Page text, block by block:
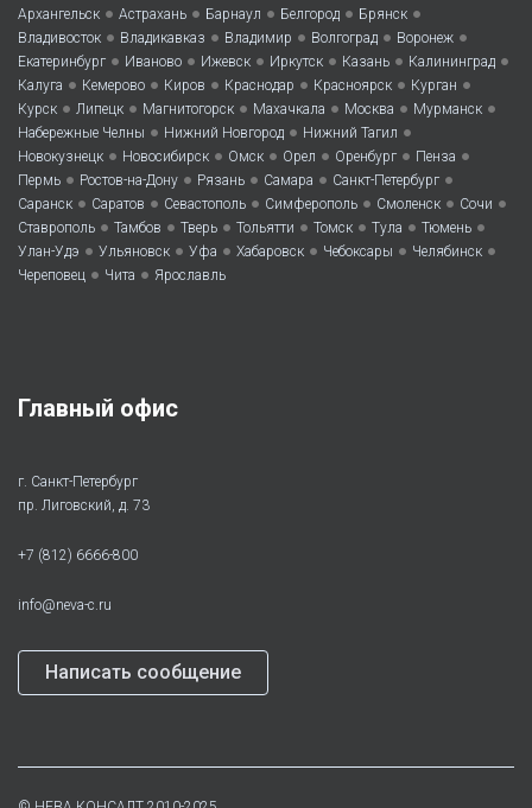
Архангельск • Астрахань • Барнаул • Белгород • Брянск •
Владивосток • Владикавказ • Владимир • Волгоград • Воронеж •
Екатеринбург • Иваново • Ижевск • Иркутск • Казань • Калининград •
Калуга • Кемерово • Киров • Краснодар • Красноярск • Курган •
Курск • Липецк • Магнитогорск • Махачкала • Москва • Мурманск •
Набережные Челны • Нижний Новгород • Нижний Тагил •
Новокузнецк • Новосибирск • Омск • Орел • Оренбург • Пенза •
Пермь • Ростов-на-Дону • Рязань • Самара • Санкт-Петербург •
Саранск • Саратов • Севастополь • Симферополь • Смоленск • Сочи •
Ставрополь • Тамбов • Тверь • Тольятти • Томск • Тула • Тюмень •
Улан-Удэ • Ульяновск • Уфа • Хабаровск • Чебоксары • Челябинск •
Череповец • Чита • Ярославль
Главный офис
г. Санкт-Петербург
пр. Лиговский, д. 73
+7 (812) 6666-800
info@neva-c.ru
Написать сообщение